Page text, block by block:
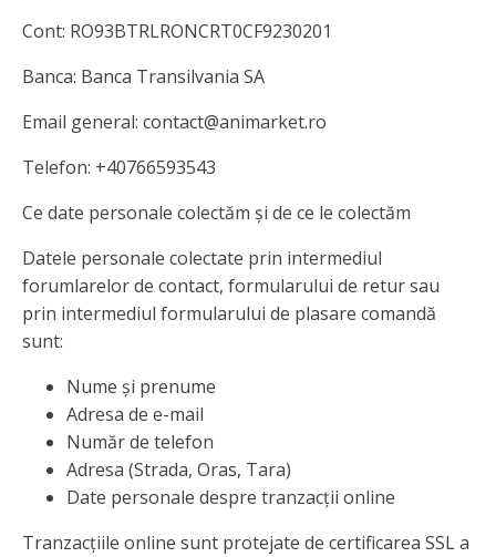
Cont: RO93BTRLRONCRT0CF9230201
Banca: Banca Transilvania SA
Email general: contact@animarket.ro
Telefon: +40766593543
Ce date personale colectăm și de ce le colectăm
Datele personale colectate prin intermediul
forumlarelor de contact, formularului de retur sau
prin intermediul formularului de plasare comandă
sunt:
Nume și prenume
Adresa de e-mail
Număr de telefon
Adresa (Strada, Oras, Tara)
Date personale despre tranzacții online
Tranzacțiile online sunt protejate de certificarea SSL a